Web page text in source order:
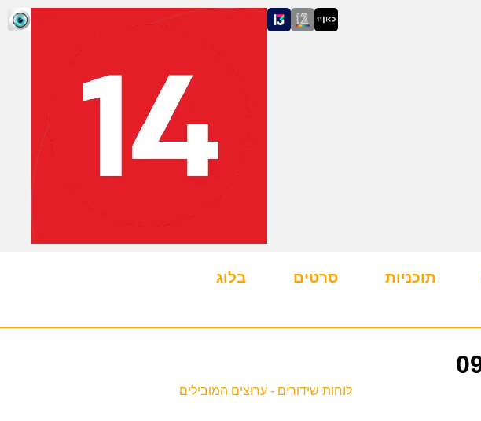
תוכניות סרטים בלוג
לוחות שידורים - ערוצים המובילים